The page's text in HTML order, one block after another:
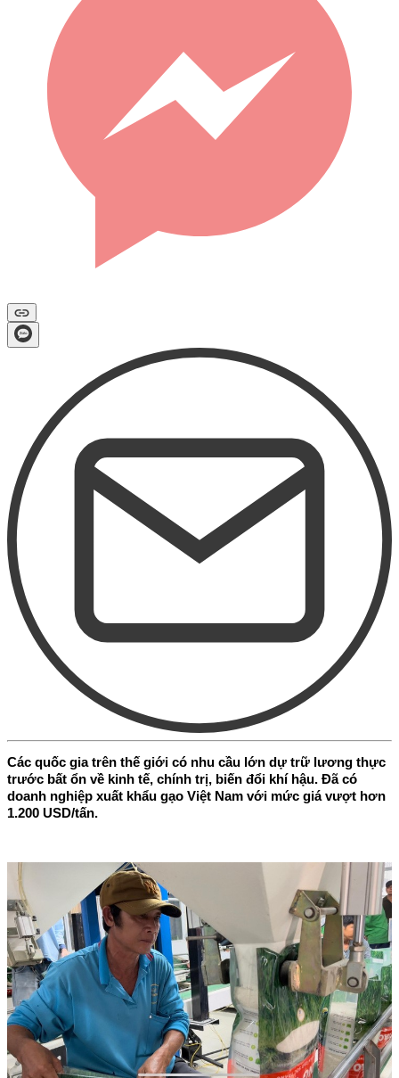
Các quốc gia trên thế giới có nhu cầu lớn dự trữ lương thực
trước bất ổn về kinh tế, chính trị, biến đổi khí hậu. Đã có
doanh nghiệp xuất khẩu gạo Việt Nam với mức giá vượt hơn
1.200 USD/tấn.